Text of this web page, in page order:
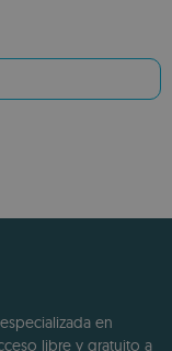
en
libre y gratuito a